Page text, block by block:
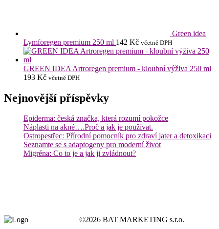
Green idea
Lymforegen premium 250 ml 142 Kč včetně DPH
GREEN IDEA Artroregen premium - kloubní výživa 250 ml
193 Kč včetně DPH
Nejnovější příspěvky
Epiderma: česká značka, která rozumí pokožce
Náplasti na akné….Proč a jak je používat.
Ostropestřec: Přírodní pomocník pro zdraví jater a detoxikaci
Seznamte se s adaptogeny pro moderní život
Migréna: Co to je a jak ji zvládnout?
©2026 BAT MARKETING s.r.o.